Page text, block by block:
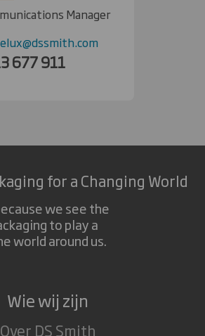
Manager
677 911
for a Changing World
we see the
to play a
world around us.
Wie wij zijn
Over DS Smith